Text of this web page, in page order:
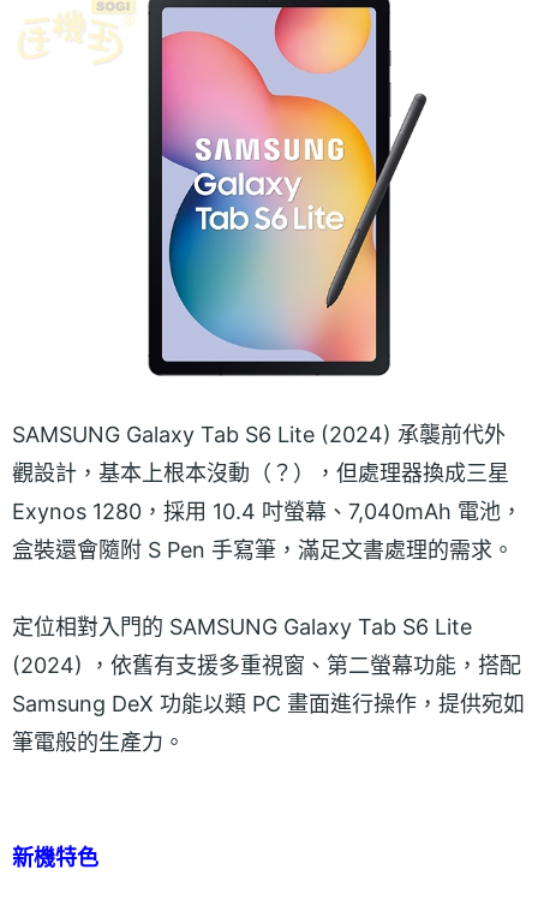
SAMSUNG Galaxy Tab S6 Lite (2024) 承襲前代外
觀設計，基本上根本沒動（？），但處理器換成三星
Exynos 1280，採用 10.4 吋螢幕、7,040mAh 電池，
盒裝還會隨附 S Pen 手寫筆，滿足文書處理的需求。
定位相對入門的 SAMSUNG Galaxy Tab S6 Lite
(2024) ，依舊有支援多重視窗、第二螢幕功能，搭配
Samsung DeX 功能以類 PC 畫面進行操作，提供宛如
筆電般的生產力。
新機特色